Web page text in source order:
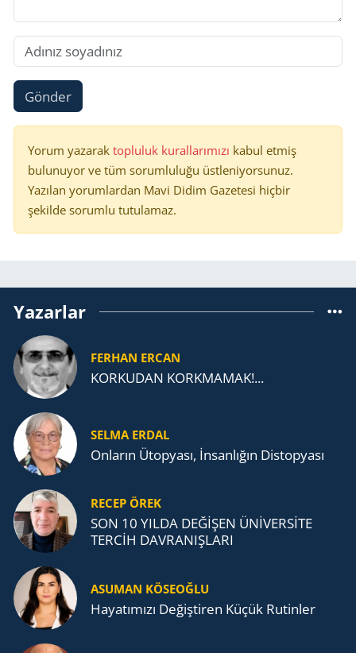
Gönder
Yorum yazarak topluluk kurallarımızı kabul etmiş
bulunuyor ve tüm sorumluluğu üstleniyorsunuz.
Yazılan yorumlardan Mavi Didim Gazetesi hiçbir
şekilde sorumlu tutulamaz.
Yazarlar
FERHAN ERCAN
KORKUDAN KORKMAMAK!...
SELMA ERDAL
Onların Ütopyası, İnsanlığın Distopyası
RECEP ÖREK
SON 10 YILDA DEĞİŞEN ÜNİVERSİTE
TERCİH DAVRANIŞLARI
ASUMAN KÖSEOĞLU
Ha­ya­tı­mı­zı De­ğiş­ti­ren Küçük Ru­tin­ler